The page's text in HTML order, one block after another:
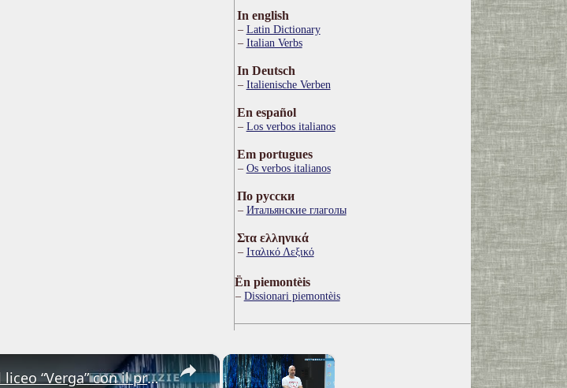
In english
Latin Dictionary
Italian Verbs
In Deutsch
Italienische Verben
En español
Los verbos italianos
Em portugues
Os verbos italianos
По русски
Итальянские глаголы
Στα ελληνικά
Ιταλικό Λεξικό
Ën piemontèis
Dissionari piemontèis
×
×
Adrano. Interessante incontro al liceo “Verga” con il prof. Fabio Gamberini. Studenti del Linguistic